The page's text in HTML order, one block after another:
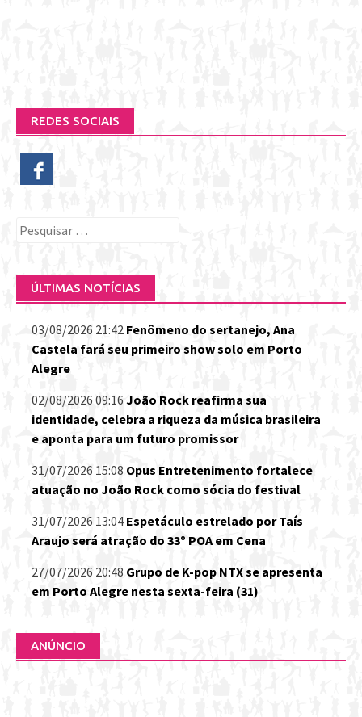
REDES SOCIAIS
Pesquisar
ÚLTIMAS NOTÍCIAS
03/08/2026 21:42 Fenômeno do sertanejo, Ana
Castela fará seu primeiro show solo em Porto
Alegre
02/08/2026 09:16 João Rock reafirma sua
identidade, celebra a riqueza da música brasileira
e aponta para um futuro promissor
31/07/2026 15:08 Opus Entretenimento fortalece
atuação no João Rock como sócia do festival
31/07/2026 13:04 Espetáculo estrelado por Taís
Araujo será atração do 33º POA em Cena
27/07/2026 20:48 Grupo de K-pop NTX se apresenta
em Porto Alegre nesta sexta-feira (31)
ANÚNCIO